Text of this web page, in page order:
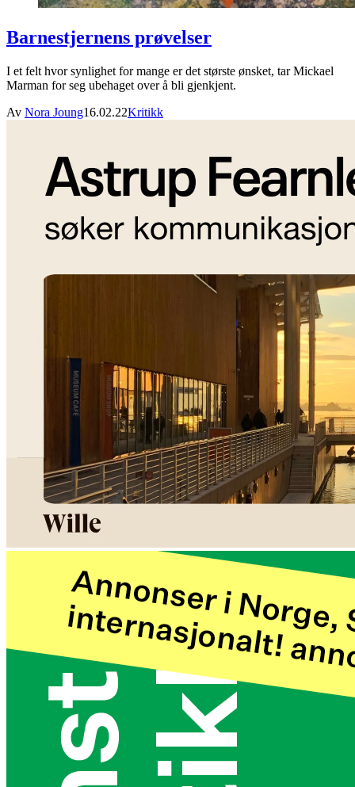
Barnestjernens prøvelser
I et felt hvor synlighet for mange er det største ønsket, tar Mickael
Marman for seg ubehaget over å bli gjenkjent.
Av Nora Joung16.02.22Kritikk